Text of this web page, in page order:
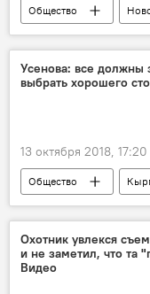
Общество
Бишкек
Азиз
Усенова: все должны
выбрать хорошего
13 октября 2018, 17:20
Общество
Радио Sputnik
Как сохранить зубы
Охотник увлекся
и не заметил, что та
Видео